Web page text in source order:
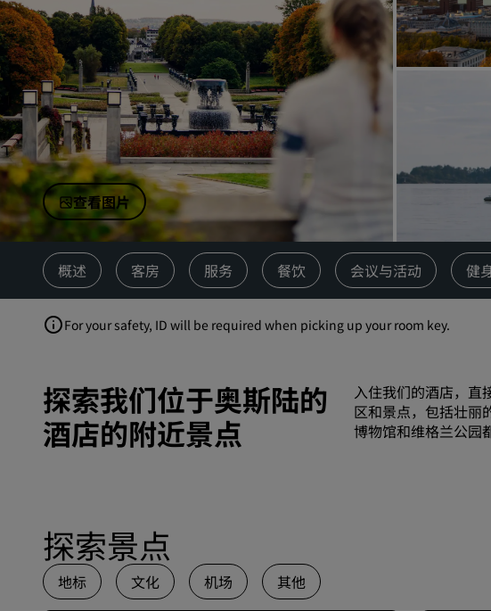
中国附属品牌
查看图片
概述 客房 服务 餐饮 会议与活动 健
For your safety, ID will be required when picking up your room key.
探索我们位于奥斯陆的
酒店的附近景点
入住我们的酒店，直
区和景点，包括壮丽
博物馆和维格兰公园
探索景点
地标 文化 机场 其他